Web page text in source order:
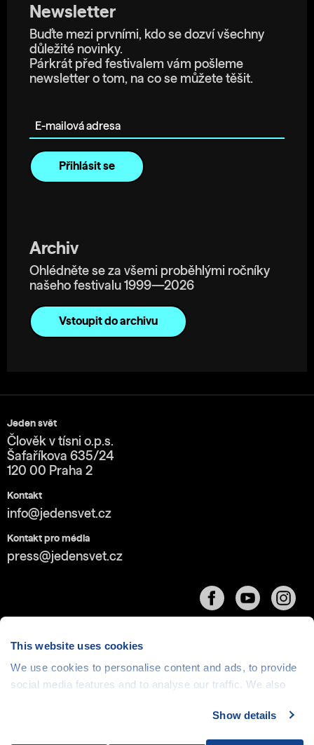
This website uses cookies
We use cookies to personalise content and ads, to provide
social media features and to analyse our traffic. We also
media, advertising and analytics partners who may
Show details
Newsletter
Buďte mezi prvními, kdo se dozví všechny
důležité novinky.
Párkrát před festivalem vám pošleme
newsletter o tom, na co se můžete těšit.
Archiv
Ohlédněte se za všemi proběhlými ročníky
našeho festivalu 1999—2026
Vstoupit do archivu
Jeden svět
Člověk v tísni o.p.s.
Šafaříkova 635/24
120 00 Praha 2
Kontakt
info@jedensvet.cz
Kontakt pro média
press@jedensvet.cz
Cookies| © 1999-2026 Člověk v tísni o.p.s., web běží